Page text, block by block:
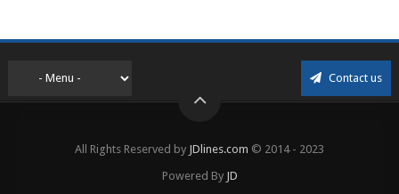
Contact us
All Rights Reserved by JDlines.com © 2014 - 2023
Powered By JD